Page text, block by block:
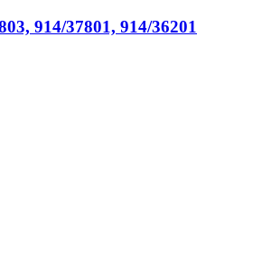
914/37801, 914/36201